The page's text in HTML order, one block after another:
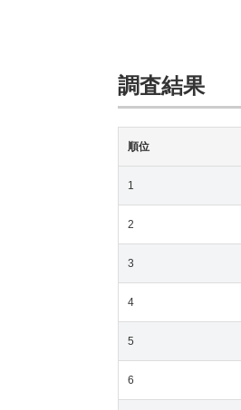
調査結果
順位
1
2
3
4
5
6